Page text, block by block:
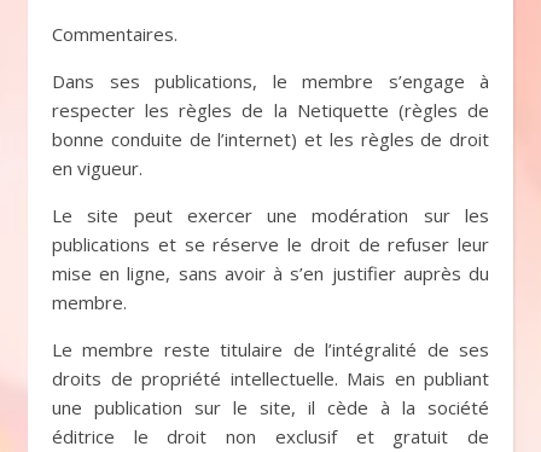
Commentaires.
Dans ses publications, le membre s’engage à
respecter les règles de la Netiquette (règles de
bonne conduite de l’internet) et les règles de droit
en vigueur.
Le site peut exercer une modération sur les
publications et se réserve le droit de refuser leur
mise en ligne, sans avoir à s’en justifier auprès du
membre.
Le membre reste titulaire de l’intégralité de ses
droits de propriété intellectuelle. Mais en publiant
une publication sur le site, il cède à la société
éditrice le droit non exclusif et gratuit de